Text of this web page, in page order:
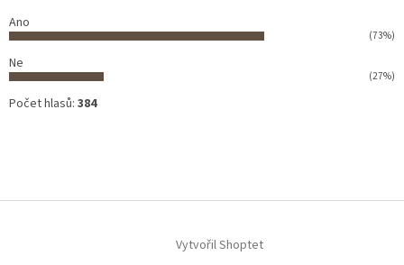
Ano
(73%)
Ne
(27%)
Počet hlasů: 384
Vytvořil Shoptet